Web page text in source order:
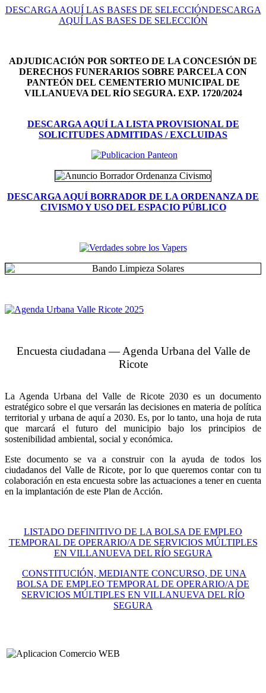
DESCARGA AQUÍ LAS BASES DE SELECCIÓNDESCARGA
AQUÍ LAS BASES DE SELECCIÓN
ADJUDICACIÓN POR SORTEO DE LA CONCESIÓN DE
DERECHOS FUNERARIOS SOBRE PARCELA CON
PANTEÓN DEL CEMENTERIO MUNICIPAL DE
VILLANUEVA DEL RÍO SEGURA. EXP. 1720/2024
DESCARGA AQUÍ LA LISTA PROVISIONAL DE
SOLICITUDES ADMITIDAS / EXCLUIDAS
DESCARGA AQUÍ BORRADOR DE LA ORDENANZA DE
CIVISMO Y USO DEL ESPACIO PÚBLICO
Encuesta ciudadana — Agenda Urbana del Valle de
Ricote
La Agenda Urbana del Valle de Ricote 2030 es un documento
estratégico sobre el que versarán las decisiones en materia de política
territorial y urbana de aquí a 2030. Es, por lo tanto, una hoja de ruta
que marcará el futuro del municipio bajo los principios de
sostenibilidad ambiental, social y económica.
Este documento se va a construir con la ayuda de todos los
ciudadanos del Valle de Ricote, por lo que queremos contar con tu
colaboración en esta encuesta sobre las actuaciones a tener en cuenta
en la implantación de este Plan de Acción.
LISTADO DEFINITIVO DE LA BOLSA DE EMPLEO
TEMPORAL DE OPERARIO/A DE SERVICIOS MÚLTIPLES
EN VILLANUEVA DEL RÍO SEGURA
CONSTITUCIÓN, MEDIANTE CONCURSO, DE UNA
BOLSA DE EMPLEO TEMPORAL DE OPERARIO/A DE
SERVICIOS MÚLTIPLES EN VILLANUEVA DEL RÍO
SEGURA